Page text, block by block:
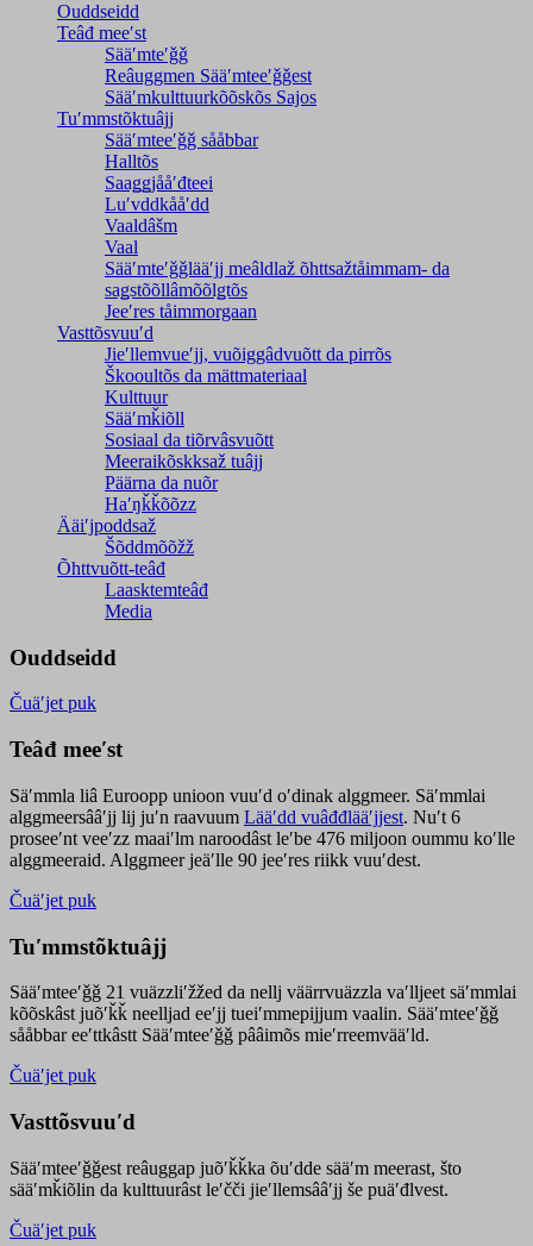
Ouddseidd
Teâđ meeʹst
Sääʹmteʹǧǧ
Reâuggmen Sääʹmteeʹǧǧest
Sääʹmkulttuurkõõskõs Sajos
Tuʹmmstõktuâjj
Sääʹmteeʹǧǧ sååbbar
Halltõs
Saaǥǥjååʹđteei
Luʹvddkååʹdd
Vaaldâšm
Vaal
Sääʹmteʹǧǧlääʹjj meâldlaž õhttsažtåimmam- da
saǥstõõllâmõõlǥtõs
Jeeʹres tåimmorgaan
Vasttõsvuuʹd
Jieʹllemvueʹjj, vuõiggâdvuõtt da pirrõs
Škooultõs da mättmateriaal
Kulttuur
Sääʹmǩiõll
Sosiaal da tiõrvâsvuõtt
Meeraikõskksaž tuâjj
Päärna da nuõr
Haʹŋǩǩõõzz
Ääiʹjpoddsaž
Šõddmõõžž
Õhttvuõtt-teâđ
Laasktemteâđ
Media
Ouddseidd
Čuäʹjet puk
Teâđ meeʹst
Säʹmmla liâ Euroopp unioon vuuʹd oʹdinak alggmeer. Säʹmmlai
alggmeersââʹjj lij juʹn raavuum Lääʹdd vuâđđlääʹjjest. Nuʹt 6
proseeʹnt veeʹzz maaiʹlm naroodâst leʹbe 476 miljoon oummu koʹlle
alggmeeraid. Alggmeer jeäʹlle 90 jeeʹres riikk vuuʹdest.
Čuäʹjet puk
Tuʹmmstõktuâjj
Sääʹmteeʹǧǧ 21 vuäzzliʹžžed da nellj väärrvuäzzla vaʹlljeet säʹmmlai
kõõskâst juõʹǩǩ neelljad eeʹjj tueiʹmmepijjum vaalin. Sääʹmteeʹǧǧ
sååbbar eeʹttkâstt Sääʹmteeʹǧǧ pââimõs mieʹrreemvääʹld.
Čuäʹjet puk
Vasttõsvuuʹd
Sääʹmteeʹǧǧest reâuggap juõʹǩǩka õuʹdde sääʹm meerast, što
sääʹmǩiõlin da kulttuurâst leʹčči jieʹllemsââʹjj še puäʹđlvest.
Čuäʹjet puk